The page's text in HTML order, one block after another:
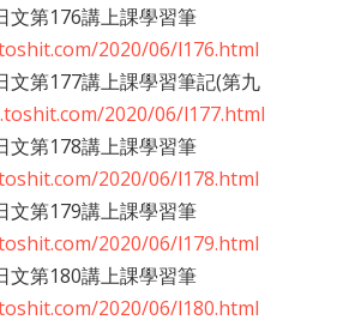
文第176講上課學習筆
2020/06/l176.html
文第177講上課學習筆記(第九
2020/06/l177.html
文第178講上課學習筆
2020/06/l178.html
文第179講上課學習筆
2020/06/l179.html
文第180講上課學習筆
2020/06/l180.html